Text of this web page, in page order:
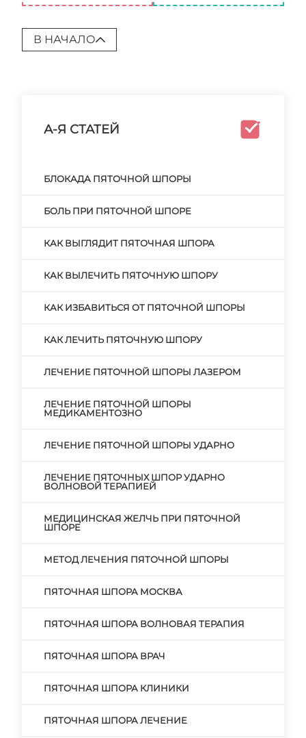
В НАЧАЛО
А-Я СТАТЕЙ
БЛОКАДА ПЯТОЧНОЙ ШПОРЫ
БОЛЬ ПРИ ПЯТОЧНОЙ ШПОРЕ
КАК ВЫГЛЯДИТ ПЯТОЧНАЯ ШПОРА
КАК ВЫЛЕЧИТЬ ПЯТОЧНУЮ ШПОРУ
КАК ИЗБАВИТЬСЯ ОТ ПЯТОЧНОЙ ШПОРЫ
КАК ЛЕЧИТЬ ПЯТОЧНУЮ ШПОРУ
ЛЕЧЕНИЕ ПЯТОЧНОЙ ШПОРЫ ЛАЗЕРОМ
ЛЕЧЕНИЕ ПЯТОЧНОЙ ШПОРЫ
МЕДИКАМЕНТОЗНО
ЛЕЧЕНИЕ ПЯТОЧНОЙ ШПОРЫ УДАРНО
ЛЕЧЕНИЕ ПЯТОЧНЫХ ШПОР УДАРНО
ВОЛНОВОЙ ТЕРАПИЕЙ
МЕДИЦИНСКАЯ ЖЕЛЧЬ ПРИ ПЯТОЧНОЙ
ШПОРЕ
МЕТОД ЛЕЧЕНИЯ ПЯТОЧНОЙ ШПОРЫ
ПЯТОЧНАЯ ШПОРА МОСКВА
ПЯТОЧНАЯ ШПОРА ВОЛНОВАЯ ТЕРАПИЯ
ПЯТОЧНАЯ ШПОРА ВРАЧ
ПЯТОЧНАЯ ШПОРА КЛИНИКИ
ПЯТОЧНАЯ ШПОРА ЛЕЧЕНИЕ